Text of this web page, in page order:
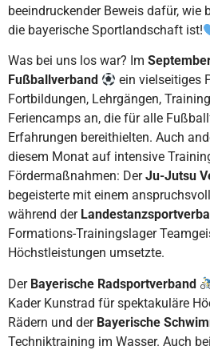
beeindruckender Beweis dafür, wie
die bayerische Sportlandschaft ist!
Was bei uns los war? Im
Fußballverband
ein vielseitiges
Fortbildungen, Lehrgängen,
Feriencamps an, die für alle
Erfahrungen bereithielten. Auch
diesem Monat auf intensive
Fördermaßnahmen: DerJu-Jutsu
begeisterte mit einem
während der
Formations-Trainingslager
Höchstleistungen umsetzte.
Der Bayerische Radsportverband
Kader Kunstrad für spektakuläre
Rädern und der Bayerische
Techniktraining im Wasser. Auch